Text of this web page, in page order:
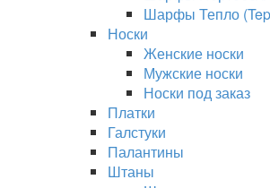
Шарфы Тепло
Носки
Женские носки
Мужские носки
Носки под заказ
Платки
Галстуки
Палантины
Штаны